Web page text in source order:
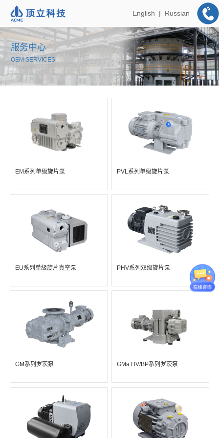
English | Russian
服务中心
OEM SERVICES
EM系列单级旋片泵 PVL系列单级旋片泵
EU系列单级旋片真空泵 PHV系列双级旋片泵
GM系列罗茨泵 GMa HV/BP系列罗茨泵